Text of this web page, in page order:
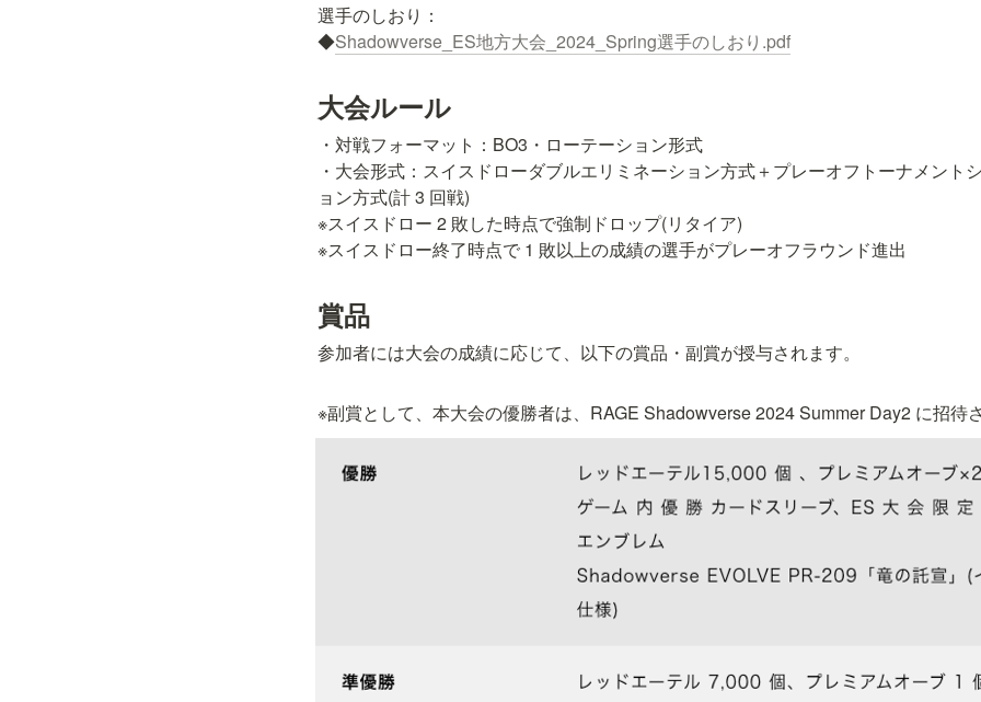
選手のしおり：
◆Shadowverse_ES地方大会_2024_Spring選手のしおり.pdf
大会ルール
・対戦フォーマット：BO3・ローテーション形式
・大会形式：スイスドローダブルエリミネーション方式＋プレーオフトーナメント
ョン方式(計 3 回戦)
※スイスドロー 2 敗した時点で強制ドロップ(リタイア)
※スイスドロー終了時点で 1 敗以上の成績の選手がプレーオフラウンド進出
賞品
参加者には大会の成績に応じて、以下の賞品・副賞が授与されます。
※副賞として、本大会の優勝者は、RAGE Shadowverse 2024 Summer Day2 に招待さ